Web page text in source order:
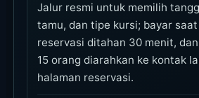
Jalur resmi untuk memilih
tamu, dan tipe kursi; bayar
reservasi ditahan 30 menit,
15 orang diarahkan ke kontak
halaman reservasi.